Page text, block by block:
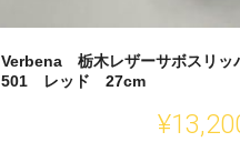
Verbena 栃木レザーサボスリッ
501 レッド 27cm